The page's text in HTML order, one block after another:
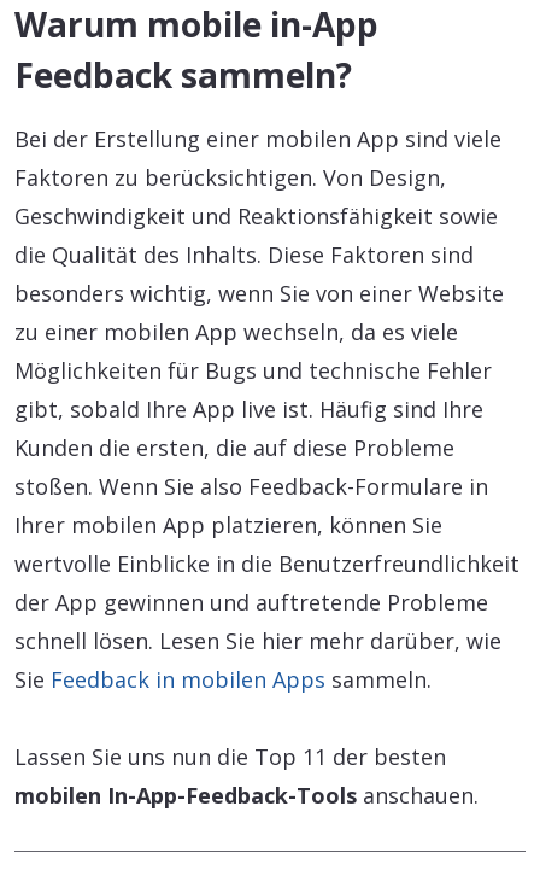
Warum mobile in-App
Feedback sammeln?
Bei der Erstellung einer mobilen App sind viele
Faktoren zu berücksichtigen. Von Design,
Geschwindigkeit und Reaktionsfähigkeit sowie
die Qualität des Inhalts. Diese Faktoren sind
besonders wichtig, wenn Sie von einer Website
zu einer mobilen App wechseln, da es viele
Möglichkeiten für Bugs und technische Fehler
gibt, sobald Ihre App live ist. Häufig sind Ihre
Kunden die ersten, die auf diese Probleme
stoßen. Wenn Sie also Feedback-Formulare in
Ihrer mobilen App platzieren, können Sie
wertvolle Einblicke in die Benutzerfreundlichkeit
der App gewinnen und auftretende Probleme
schnell lösen. Lesen Sie hier mehr darüber, wie
Sie Feedback in mobilen Apps sammeln.
Lassen Sie uns nun die Top 11 der besten
mobilen In-App-Feedback-Tools anschauen.